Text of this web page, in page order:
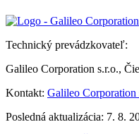
Technický prevádzkovateľ:
Galileo Corporation s.r.o.,
Kontakt: Galileo Corporation
Posledná aktualizácia: 7. 8.